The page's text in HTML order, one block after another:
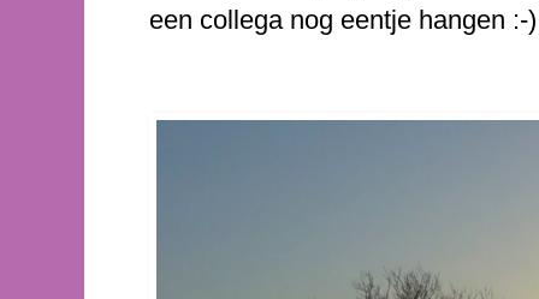
een collega nog eentje hangen :-)